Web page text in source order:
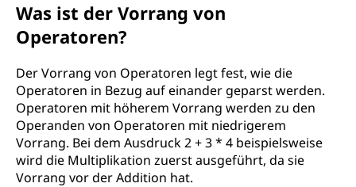
Was ist der Vorrang von
Operatoren?
Der Vorrang von Operatoren legt fest, wie die
Operatoren in Bezug auf einander geparst werden.
Operatoren mit höherem Vorrang werden zu den
Operanden von Operatoren mit niedrigerem
Vorrang. Bei dem Ausdruck 2 + 3 * 4 beispielsweise
wird die Multiplikation zuerst ausgeführt, da sie
Vorrang vor der Addition hat.